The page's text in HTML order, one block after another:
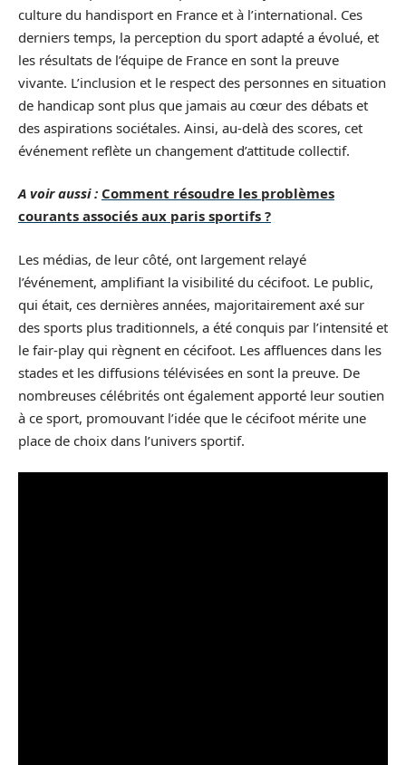
culture du handisport en France et à l’international. Ces
derniers temps, la perception du sport adapté a évolué, et
les résultats de l’équipe de France en sont la preuve
vivante. L’inclusion et le respect des personnes en situation
de handicap sont plus que jamais au cœur des débats et
des aspirations sociétales. Ainsi, au-delà des scores, cet
événement reflète un changement d’attitude collectif.
A voir aussi : Comment résoudre les problèmes
courants associés aux paris sportifs ?
Les médias, de leur côté, ont largement relayé
l’événement, amplifiant la visibilité du cécifoot. Le public,
qui était, ces dernières années, majoritairement axé sur
des sports plus traditionnels, a été conquis par l’intensité et
le fair-play qui règnent en cécifoot. Les affluences dans les
stades et les diffusions télévisées en sont la preuve. De
nombreuses célébrités ont également apporté leur soutien
à ce sport, promouvant l’idée que le cécifoot mérite une
place de choix dans l’univers sportif.